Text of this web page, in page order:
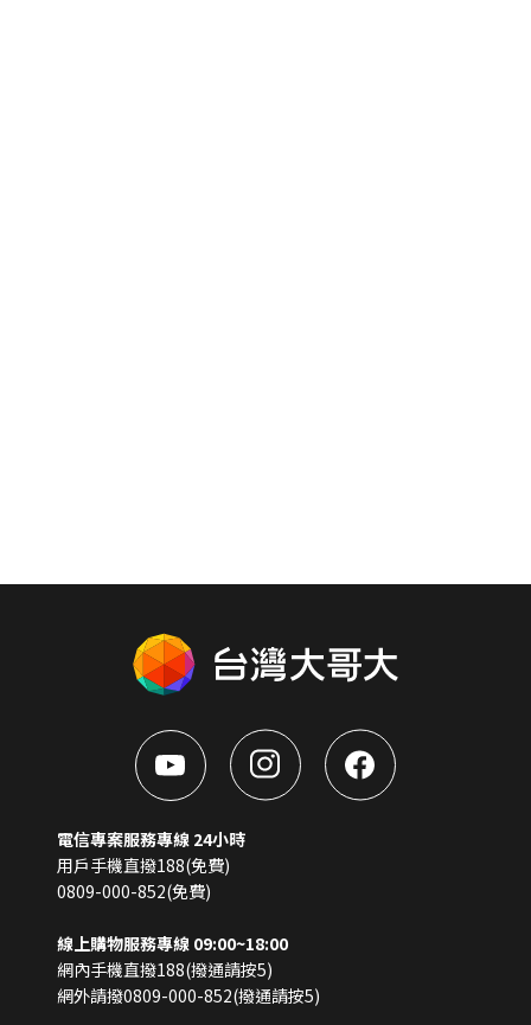
電信專案服務專線 24小時
用戶手機直撥188(免費)
0809-000-852(免費)
線上購物服務專線 09:00~18:00
網內手機直撥188(撥通請按5)
網外請撥0809-000-852(撥通請按5)